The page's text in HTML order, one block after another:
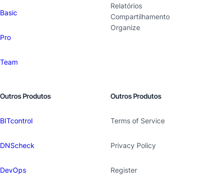
Basic
Pro
Team
Relatórios
Compartilhamento
Organize
Outros Produtos
BITcontrol
DNScheck
DevOps
Outros Produtos
Terms of Service
Privacy Policy
Register